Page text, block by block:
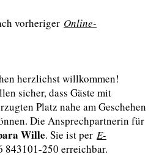
vorheriger Online-
herzlichst willkommen!
sicher, dass Gäste mit
Platz nahe am Geschehen
Die Ansprechpartnerin für
Wille. Sie ist per E-
843101-250 erreichbar.